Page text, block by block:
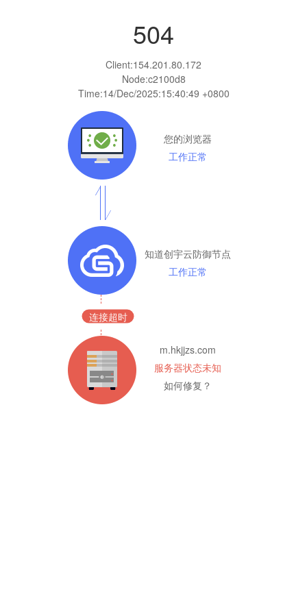
504
Client:154.201.80.172
Node:c2100d8
Time:14/Dec/2025:15:40:49 +0800
您的浏览器
工作正常
知道创宇云防御节点
工作正常
连接超时
m.hkjjzs.com
服务器状态未知
如何修复？